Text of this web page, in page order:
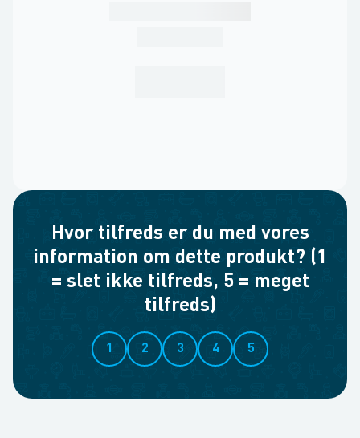
Hvor tilfreds er du med vores
information om dette produkt? (1
= slet ikke tilfreds, 5 = meget
tilfreds)
1 2 3 4 5